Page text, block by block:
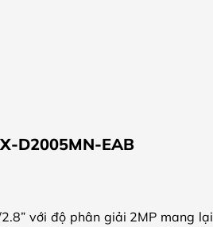
D2005MN-EAB
với độ phân giải 2MP mang lại